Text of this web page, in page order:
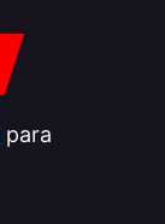
para